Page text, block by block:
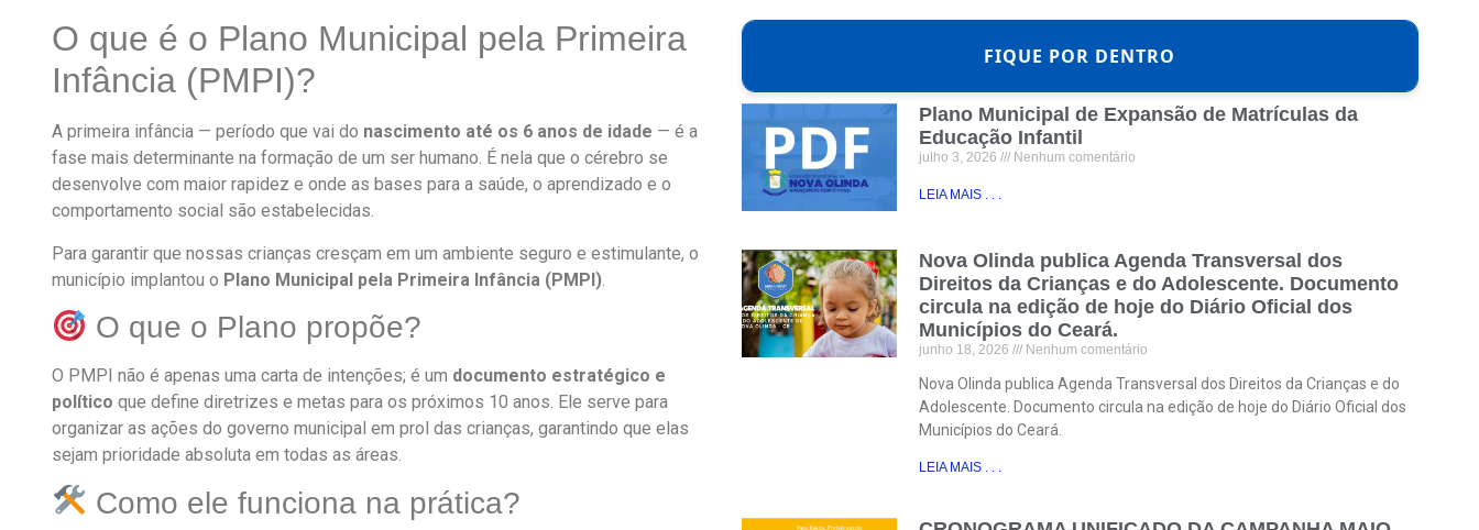
O que é o Plano Municipal pela Primeira
Infância (PMPI)?
A primeira infância — período que vai do nascimento até os 6 anos de idade — é a
fase mais determinante na formação de um ser humano. É nela que o cérebro se
desenvolve com maior rapidez e onde as bases para a saúde, o aprendizado e o
comportamento social são estabelecidas.
Para garantir que nossas crianças cresçam em um ambiente seguro e estimulante, o
município implantou o Plano Municipal pela Primeira Infância (PMPI).
O que o Plano propõe?
O PMPI não é apenas uma carta de intenções; é um documento estratégico e
político que define diretrizes e metas para os próximos 10 anos. Ele serve para
organizar as ações do governo municipal em prol das crianças, garantindo que elas
sejam prioridade absoluta em todas as áreas.
Como ele funciona na prática?
FIQUE POR DENTRO
Plano Municipal de Expansão de Matrículas da
Educação Infantil
julho 3, 2026 Nenhum comentário
LEIA MAIS . . .
Nova Olinda publica Agenda Transversal dos
Direitos da Crianças e do Adolescente. Documento
circula na edição de hoje do Diário Oficial dos
Municípios do Ceará.
junho 18, 2026 Nenhum comentário
Nova Olinda publica Agenda Transversal dos Direitos da Crianças e do
Adolescente. Documento circula na edição de hoje do Diário Oficial dos
Municípios do Ceará.
LEIA MAIS . . .